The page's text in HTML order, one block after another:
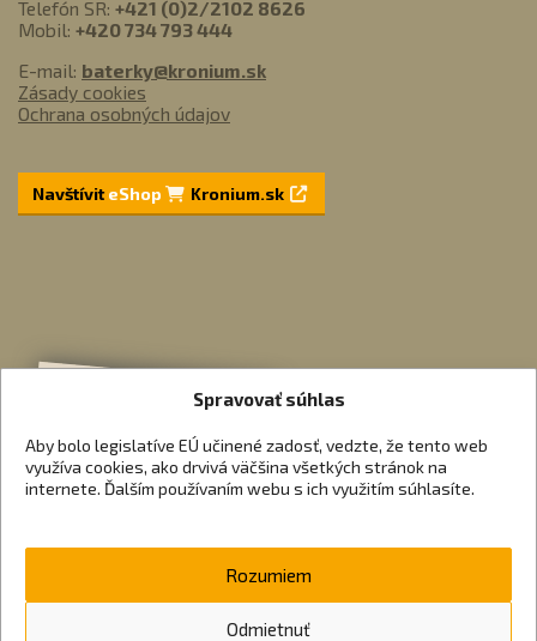
Spravovať súhlas
Aby bolo legislatíve EÚ učinené zadosť, vedzte, že tento web
využíva cookies, ako drvivá väčšina všetkých stránok na
internete. Ďalším používaním webu s ich využitím súhlasíte.
Rozumiem
Odmietnuť
Telefón SR: +421 (0)2/2102 8626
Mobil: +420 734 793 444
E-mail: baterky@kronium.sk
Zásady cookies
Ochrana osobných údajov
NavštíviteShop Kronium.sk